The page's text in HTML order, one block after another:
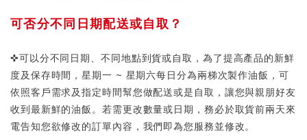
可否分不同日期配送或自取？
✜可以分不同日期、不同地點到貨或自取，為了提高產品的新鮮
度及保存時間，星期一 ~ 星期六每日分為兩梯次製作油飯，可
依照客戶需求及指定時間幫您做配送或是自取，讓您與親朋好友
收到最新鮮的油飯。若需更改數量或日期，務必於取貨前兩天來
電告知您欲修改的訂單內容，我們即為您服務並修改。